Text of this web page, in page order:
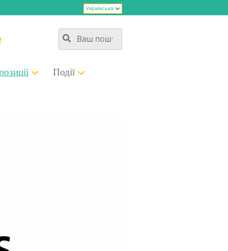
Події